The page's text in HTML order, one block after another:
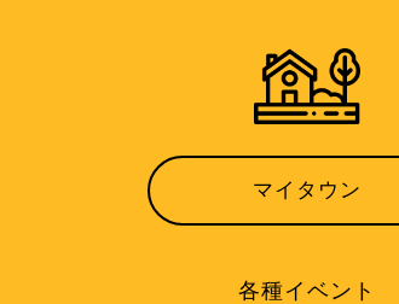
マイタウン
各種イベント